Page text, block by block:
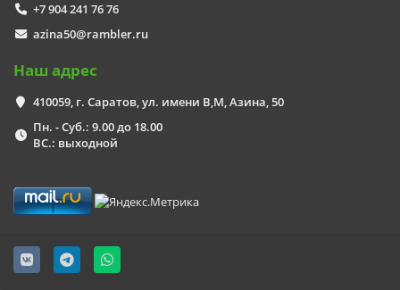
+7 904 241 76 76
azina50@rambler.ru
Наш адрес
410059, г. Саратов, ул. имени В,М, Азина, 50
Пн. - Суб.: 9.00 до 18.00
ВС.: выходной